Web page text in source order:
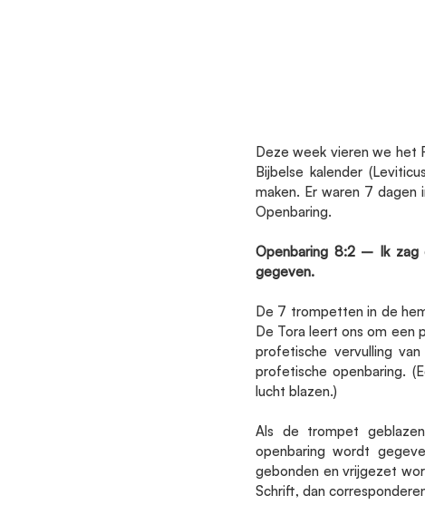
Deze week vieren we het
Bijbelse kalender
maken. Er waren 7
Openbaring.
Openbaring 8:2 – Ik zag
gegeven.
De 7 trompetten in de
De Tora leert ons om een
profetische vervulling
profetische openbaring.
lucht blazen.)
Als de trompet
openbaring wordt
gebonden en vrijgezet
Schrift, dan